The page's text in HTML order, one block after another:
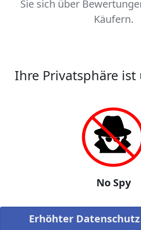
Sie sich über
Käufern.
Ihre Privatsphäre
No Spy
Erhöhter